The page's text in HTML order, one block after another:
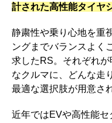
計された高性能タイヤ
静粛性や乗り心地を重
ングまでバランスよく
求したRS。それぞれ
なクルマに、どんな走
最適な選択肢が用意さ
近年ではEVや高性能